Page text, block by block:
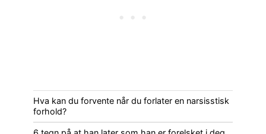
Hva kan du forvente når du forlater en narsisstisk
forhold?